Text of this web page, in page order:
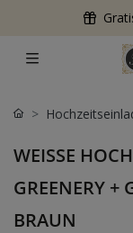
WEISSE
REENERY +
RAUN